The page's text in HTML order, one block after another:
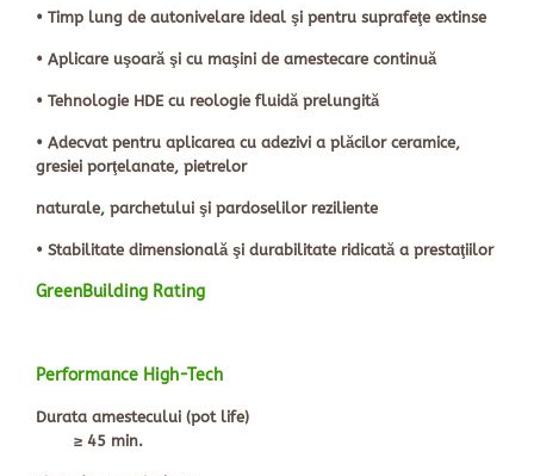
• Timp lung de autonivelare ideal şi pentru suprafeţe extinse
• Aplicare uşoară şi cu maşini de amestecare continuă
• Tehnologie HDE cu reologie fluidă prelungită
• Adecvat pentru aplicarea cu adezivi a plăcilor ceramice,
gresiei porţelanate, pietrelor
naturale, parchetului şi pardoselilor reziliente
• Stabilitate dimensională şi durabilitate ridicată a prestaţiilor
GreenBuilding Rating
Performance High-Tech
Durata amestecului (pot life)
≥ 45 min.